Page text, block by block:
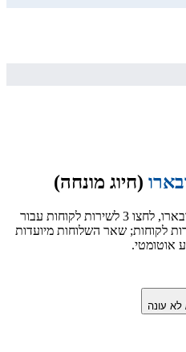
(חיוג מונחה)
כדי להגיע הכי מהר לנציג אנושי בסובארו, לחצו 3 לשירות לקוחות עבור
ואז שוב 3 לנציג שירות לקוחות; שאר השלוחות מיועדות
אוטומטי.
לא עונה